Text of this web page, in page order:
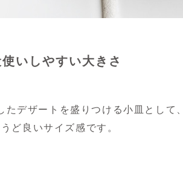
いしやすい大きさ
たデザートを盛りつける小皿として、
ど良いサイズ感です。